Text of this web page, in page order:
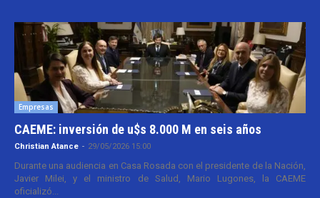
Empresas
CAEME: inversión de u$s 8.000 M en seis años
Christian Atance - 29/05/2026 15:00
Durante una audiencia en Casa Rosada con el presidente de la Nación,
Javier Milei, y el ministro de Salud, Mario Lugones, la CAEME
oficializó...